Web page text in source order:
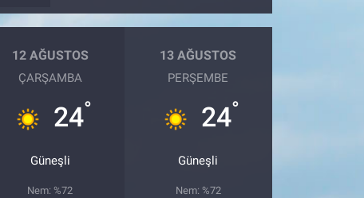
12 AĞUSTOS
ÇARŞAMBA
24°
Güneşli
Nem: %72
13 AĞUSTOS
PERŞEMBE
24°
Güneşli
Nem: %72